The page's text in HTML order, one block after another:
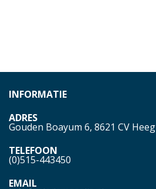
INFORMATIE
ADRES
Gouden Boayum 6, 8621 CV Heeg
TELEFOON
(0)515-443450
EMAIL